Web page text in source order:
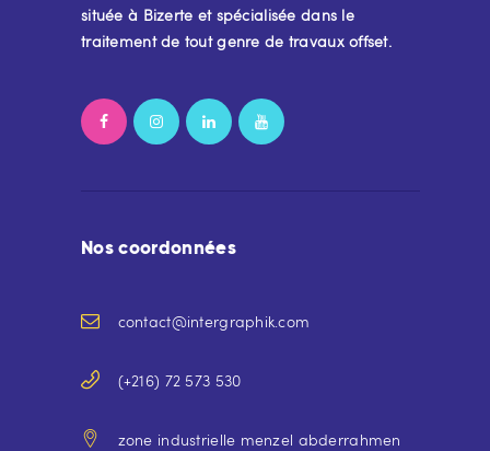
située à Bizerte et spécialisée dans le
traitement de tout genre de travaux offset.
Nos coordonnées
contact@intergraphik.com
(+216) 72 573 530
zone industrielle menzel abderrahmen